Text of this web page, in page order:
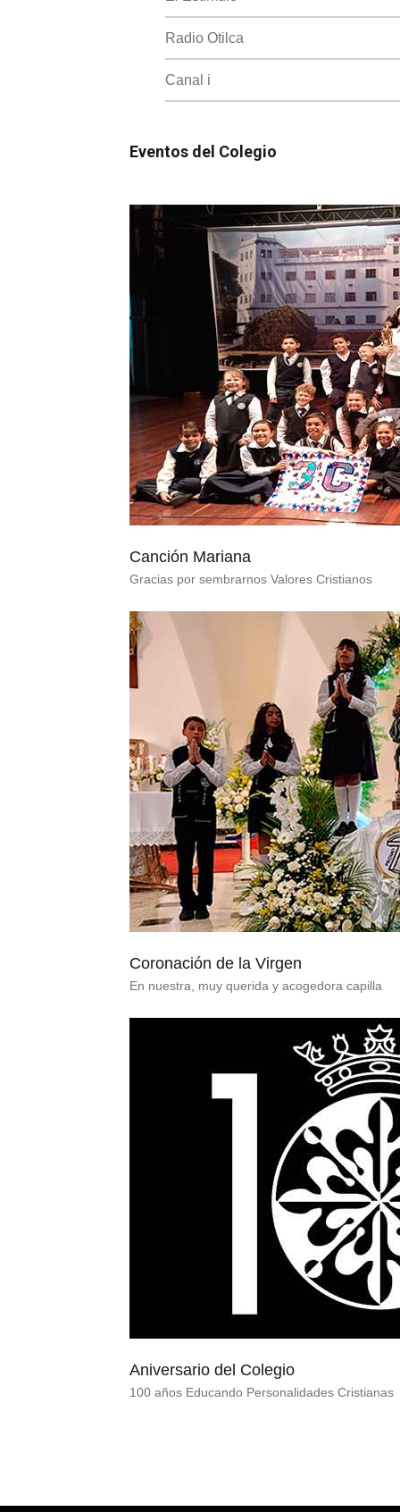
Radio Otilca
Canal i
Eventos del Colegio
Canción Mariana
Gracias por sembrarnos Valores Cristianos
Coronación de la Virgen
En nuestra, muy querida y acogedora capilla
Aniversario del Colegio
100 años Educando Personalidades Cristianas